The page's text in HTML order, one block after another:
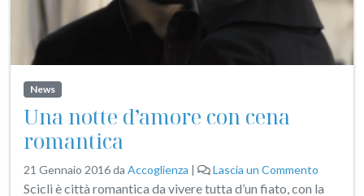
News
Una notte d’amore con cena
romantica
21 Gennaio 2016da Accoglienza | Lascia un Commento
Scicli è città romantica da vivere tutta d’un fiato, con la